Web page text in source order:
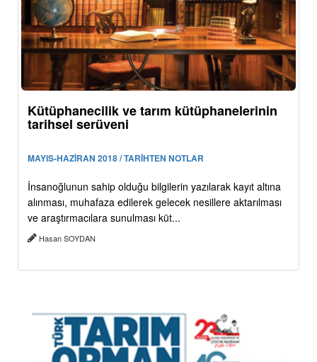
Kütüphanecilik ve tarım kütüphanelerinin
tarihsel serüveni
MAYIS-HAZİRAN 2018 / TARİHTEN NOTLAR
İnsanoğlunun sahip olduğu bilgilerin yazılarak kayıt altına
alınması, muhafaza edilerek gelecek nesillere aktarılması
ve araştırmacılara sunulması küt...
Hasan SOYDAN